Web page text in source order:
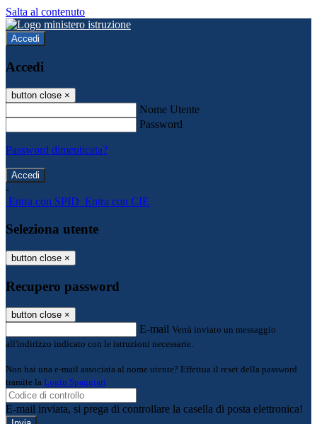
Salta al contenuto
Accedi
Accedi
button close ×
Nome Utente
Password
Password dimenticata?
-
Entra con SPID Entra con CIE
Seleziona utente
button close ×
Recupero password
button close ×
E-mail Verrà inviato un messaggio
all'indirizzo indicato con le istruzioni necessarie.
Non hai una e-mail associata al nome utente? Effettua il reset della password
tramite la Login Spaggiari
E-mail inviata, si prega di controllare la casella di posta elettronica!